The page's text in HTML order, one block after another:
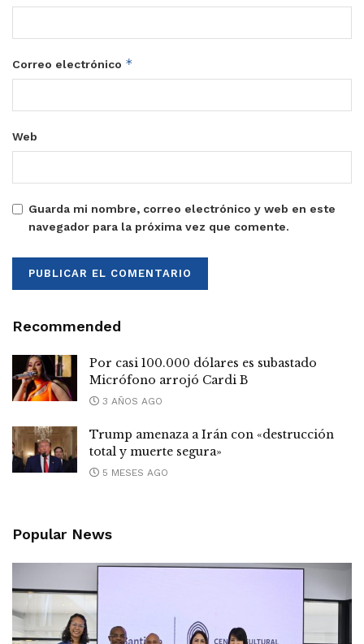
Correo electrónico *
Web
Guarda mi nombre, correo electrónico y web en este
navegador para la próxima vez que comente.
Recommended
Por casi 100.000 dólares es subastado
Micrófono arrojó Cardi B
3 AÑOS AGO
Trump amenaza a Irán con «destrucción
total y muerte segura»
5 MESES AGO
Popular News